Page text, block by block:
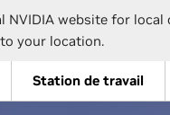
NVIDIA website for
your location.
Station de travail